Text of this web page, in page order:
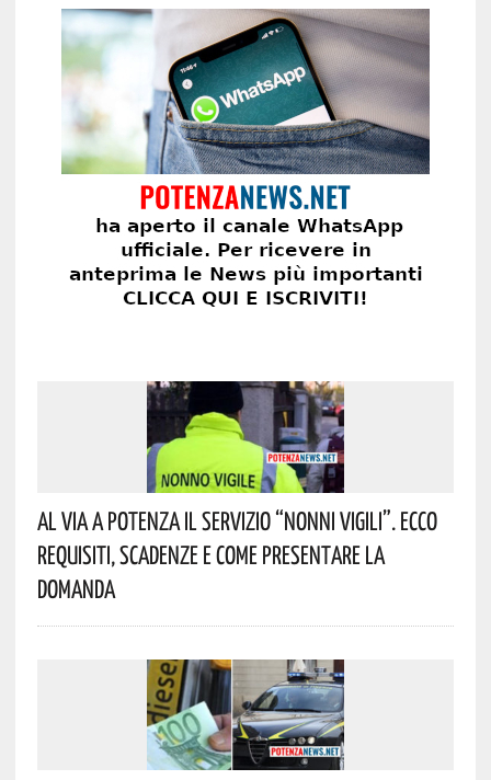
Al Via A Potenza Il Servizio “Nonni Vigili”. Ecco
Requisiti, Scadenze E Come Presentare La
Domanda